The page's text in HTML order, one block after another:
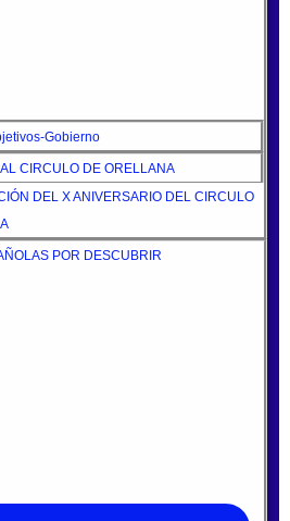
Gobierno
CIRCULO DE ORELLANA
DEL X ANIVERSARIO DEL CIRCULO
POR DESCUBRIR